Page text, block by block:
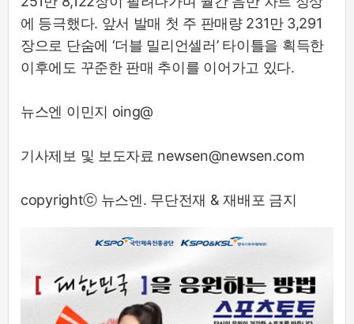
에 등극했다. 앞서 발매 첫 주 판매량 231만 3,291
장으로 단숨에 ‘더블 밀리언셀러’ 타이틀을 획득한
이후에도 꾸준한 판매 추이를 이어가고 있다.
뉴스엔 이민지 oing@
기사제보 및 보도자료 newsen@newsen.com
copyrightⓒ 뉴스엔. 무단전재 & 재배포 금지